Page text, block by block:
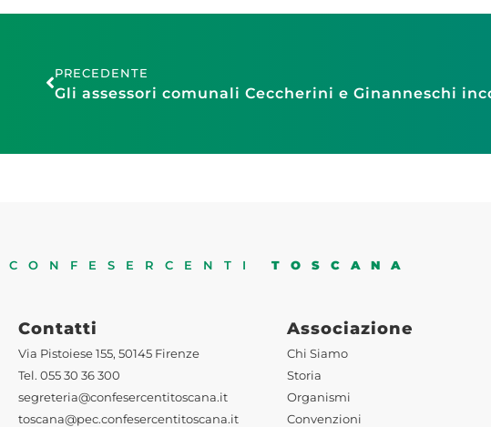
PRECEDENTE
CONFESERCENTI TOSCANA
Contatti
Via Pistoiese 155, 50145 Firenze
Tel. 055 30 36 300
segreteria@confesercentitoscana.it
toscana@pec.confesercentitoscana.it
Associazione
Chi Siamo
Storia
Organismi
Convenzioni